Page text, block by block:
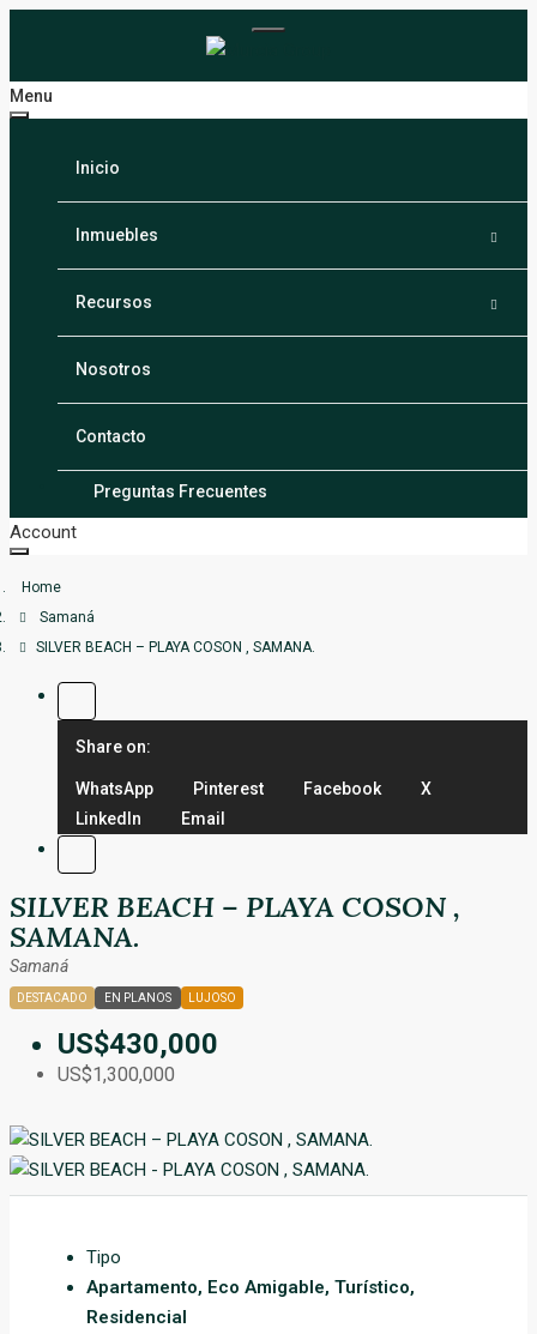
Menu
Inicio
Inmuebles
Santiago
Puerto Plata
Espaillat
Recursos
Calculadora
Blogs
Preguntas Frecuentes
Nosotros
Contacto
Account
Home
Samaná
SILVER BEACH – PLAYA COSON , SAMANA.
Share on:
WhatsApp Pinterest Facebook
X
LinkedIn
Email
SILVER BEACH – PLAYA COSON ,
SAMANA.
Samaná
DESTACADO EN PLANOS LUJOSO
US$430,000
US$1,300,000
Tipo
Apartamento, Eco Amigable, Turístico,
Residencial